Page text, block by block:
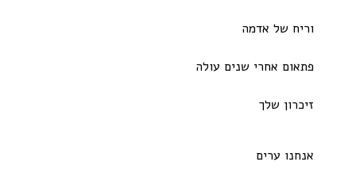
וריח של אדמה
פתאום אחרי שנים עולה
זיכרון שלך
אנחנו ערים